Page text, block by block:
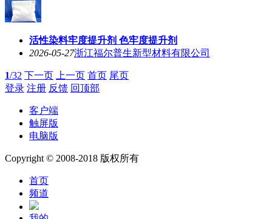
活性染料牢度提升剂 色牢度提升剂
2026-05-27浙江福尔普生新型材料有限公司
1/32 下一页 上一页 首页 尾页
登录 注册 反馈 回顶部
客户端
触屏版
电脑版
Copyright © 2008-2018 版权所有
首页
频道